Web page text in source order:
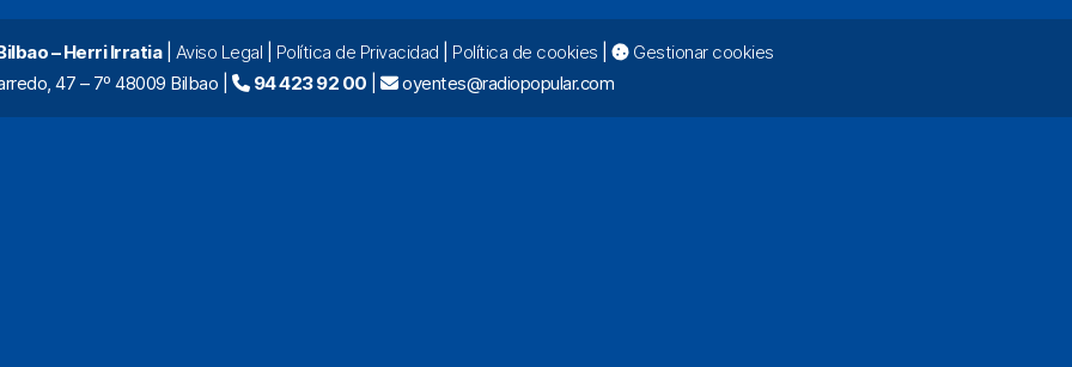
– Herri Irratia| Aviso Legal Política de Privacidad Política de cookies
Gestionar cookies
47 – 7º 48009 Bilbao |
94 423 92 00 | oyentes@radiopopular.com